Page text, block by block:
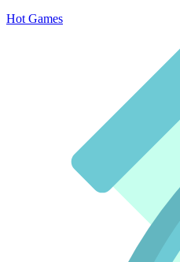
Hot Games